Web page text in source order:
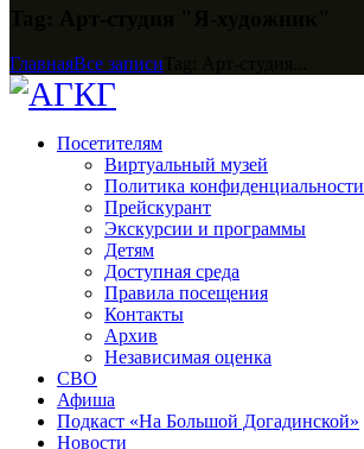
ГлавнаяВсе записи
Посетителям
Виртуальный музей
Политика конфиденциальности
Прейскурант
Экскурсии и программы
Детям
Доступная среда
Правила посещения
Контакты
Архив
Независимая оценка
СВО
Афиша
Подкаст «На Большой Догадинской»
Новости